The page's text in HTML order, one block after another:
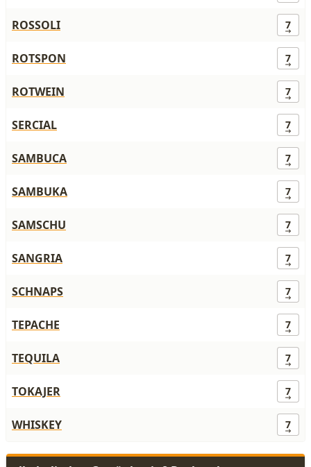
ROSSOLI 7
ROTSPON 7
ROTWEIN 7
SERCIAL 7
SAMBUCA 7
SAMBUKA 7
SAMSCHU 7
SANGRIA 7
SCHNAPS 7
TEPACHE 7
TEQUILA 7
TOKAJER 7
WHISKEY 7